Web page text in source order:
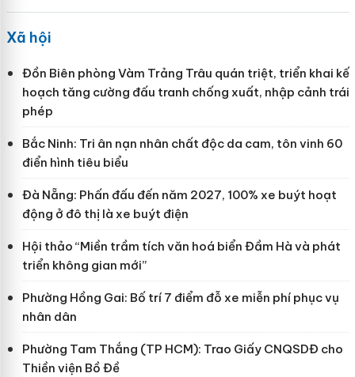
Xã hội
Đồn Biên phòng Vàm Trảng Trâu quán triệt, triển khai kế
hoạch tăng cường đấu tranh chống xuất, nhập cảnh trái
phép
Bắc Ninh: Tri ân nạn nhân chất độc da cam, tôn vinh 60
điển hình tiêu biểu
Đà Nẵng: Phấn đấu đến năm 2027, 100% xe buýt hoạt
động ở đô thị là xe buýt điện
Hội thảo “Miền trầm tích văn hoá biển Đầm Hà và phát
triển không gian mới”
Phường Hồng Gai: Bố trí 7 điểm đỗ xe miễn phí phục vụ
nhân dân
Phường Tam Thắng (TP HCM): Trao Giấy CNQSDĐ cho
Thiền viện Bồ Đề